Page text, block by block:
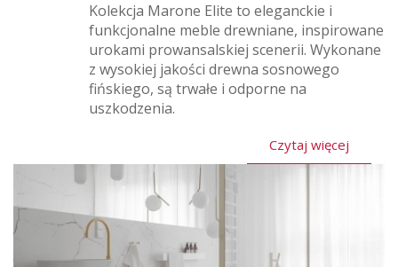
Kolekcja Marone Elite to eleganckie i
funkcjonalne meble drewniane, inspirowane
urokami prowansalskiej scenerii. Wykonane
z wysokiej jakości drewna sosnowego
fińskiego, są trwałe i odporne na
uszkodzenia.
Czytaj więcej